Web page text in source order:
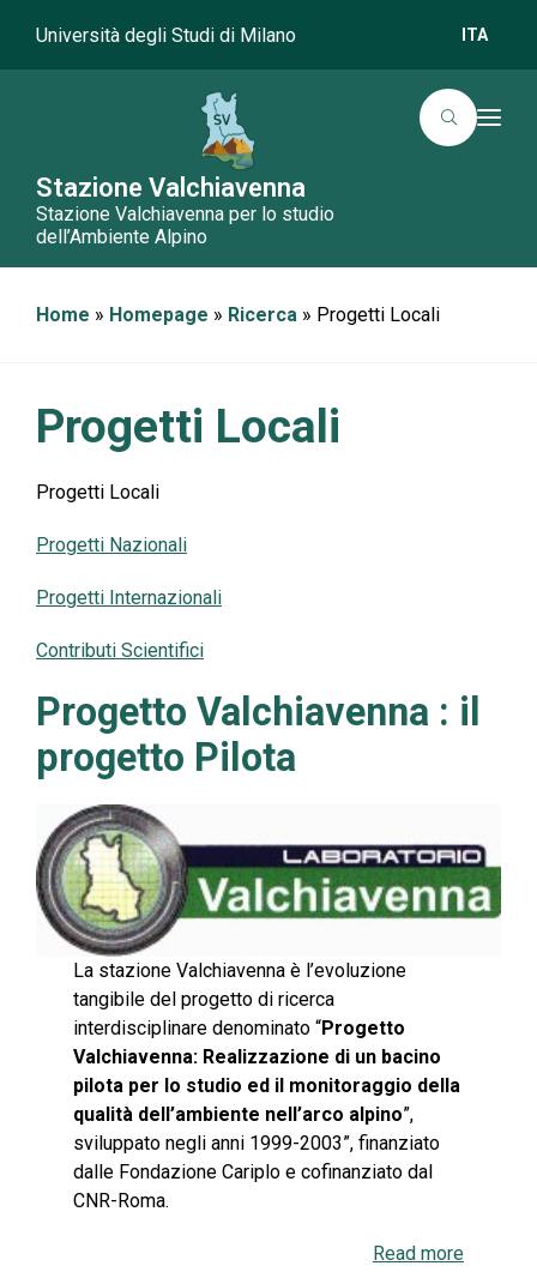
Università degli Studi di Milano ITA
Stazione Valchiavenna
Stazione Valchiavenna per lo studio
dell’Ambiente Alpino
T
v
Home » Homepage » Ricerca » Progetti Locali
Progetti Locali
Progetti Locali
Progetti Nazionali
Progetti Internazionali
Contributi Scientifici
Progetto Valchiavenna : il
progetto Pilota
La stazione Valchiavenna è l’evoluzione
tangibile del progetto di ricerca
interdisciplinare denominato “Progetto
Valchiavenna: Realizzazione di un bacino
pilota per lo studio ed il monitoraggio della
qualità dell’ambiente nell’arco alpino”,
sviluppato negli anni 1999-2003”, finanziato
dalle Fondazione Cariplo e cofinanziato dal
CNR-Roma.
Read more